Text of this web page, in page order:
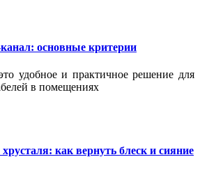
основные критерии
удобное и практичное решение для
в помещениях
как вернуть блеск и сияние